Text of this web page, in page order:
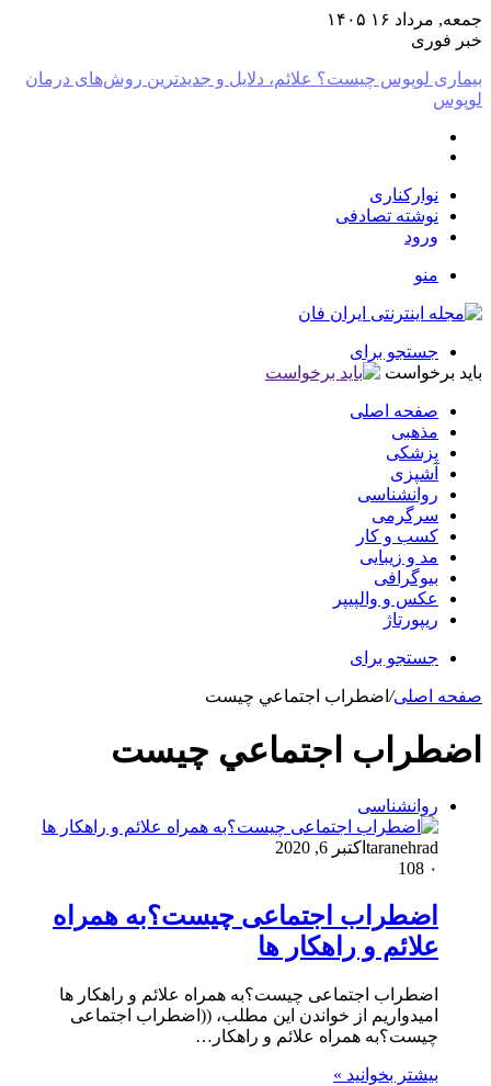
جمعه, مرداد ۱۶ ۱۴۰۵
خبر فوری
بیماری لوپوس چیست؟ علائم، دلایل و جدیدترین روش‌های درمان
لوپوس
نوارکناری
نوشته تصادفی
ورود
منو
جستجو برای
باید برخواست
صفحه اصلی
مذهبی
پزشکی
آشپزی
روانشناسی
سرگرمی
کسب و کار
مد و زیبایی
بیوگرافی
عکس و والپیپر
ریپورتاژ
جستجو برای
صفحه اصلی/ اضطراب اجتماعي چيست
اضطراب اجتماعي چيست
روانشناسی
taranehrad اکتبر 6, 2020
۰
اضطراب اجتماعی چیست؟به همراه
علائم و راهکار ها
اضطراب اجتماعی چیست؟به همراه علائم و راهکار ها
امیدواریم از خواندن این مطلب، ((اضطراب اجتماعی
چیست؟به همراه علائم و راهکار…
بیشتر بخوانید »